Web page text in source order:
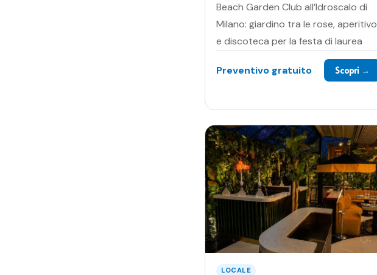
Beach Garden Club all’Idroscalo di
Milano: giardino tra le rose, aperitivo
e discoteca per la festa di laurea
Preventivo gratuito Scopri →
LOCALE